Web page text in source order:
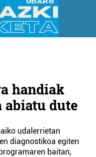
handiak
abiatu dute
udalerrietan
diagnostikoa egiten
baitan,